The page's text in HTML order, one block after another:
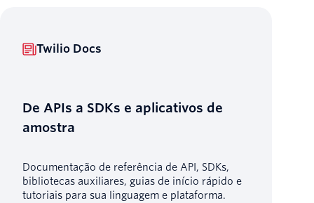
Twilio Docs
De APIs a SDKs e aplicativos de
amostra
Documentação de referência de API, SDKs,
bibliotecas auxiliares, guias de início rápido e
tutoriais para sua linguagem e plataforma.